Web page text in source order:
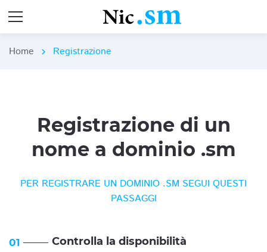
Home chevron_right Registrazione
Registrazione di un
nome a dominio .sm
PER REGISTRARE UN DOMINIO .SM SEGUI QUESTI
PASSAGGI
01 Controlla la disponibilità